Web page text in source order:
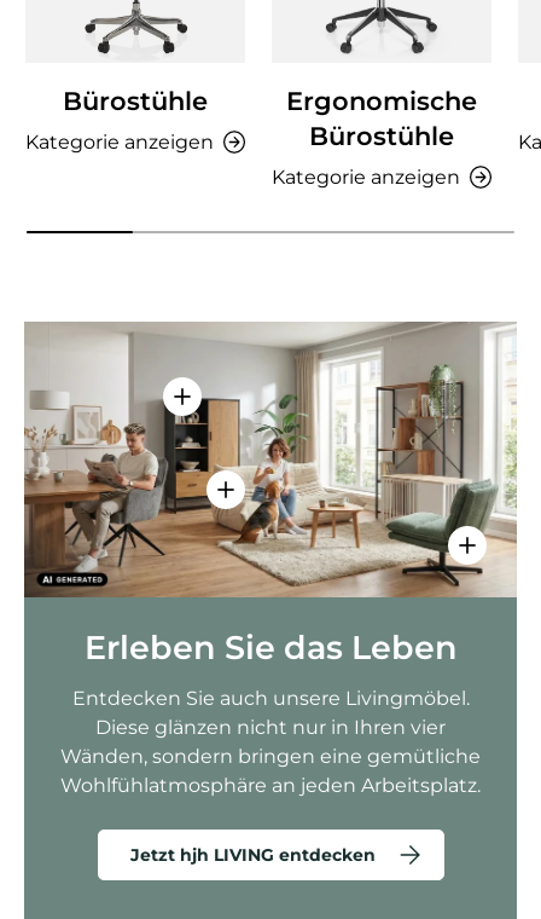
Bürostühle
Kategorie anzeigen
Ergonomische
Bürostühle
Kategorie anzeigen
Einzelheiten anzeigen - AMIO H -
Einzelheiten anzeigen - Sitzolo 2
Erleben Sie das Leben
Entdecken Sie auch unsere Livingmöbel.
Diese glänzen nicht nur in Ihren vier
Wänden, sondern bringen eine gemütliche
Wohlfühlatmosphäre an jeden Arbeitsplatz.
Jetzt hjh LIVING entdecken